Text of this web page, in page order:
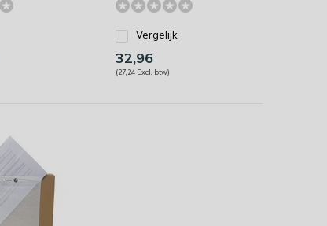
Vergelijk
32,96
(27,24 Excl. btw)